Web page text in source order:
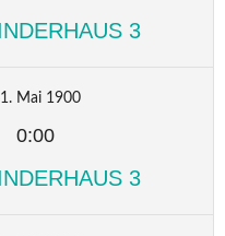
3
Mai 1900
0:00
3